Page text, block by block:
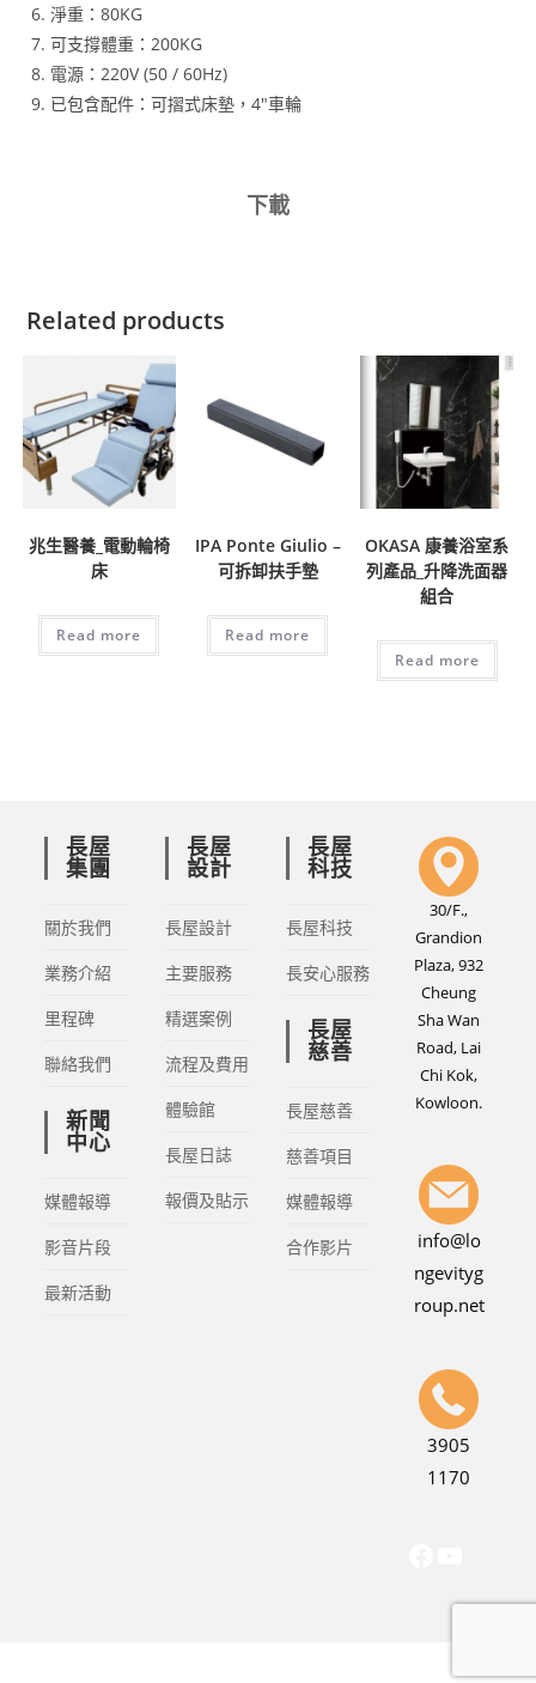
淨重：80KG
可支撐體重：200KG
電源：220V (50 / 60Hz)
已包含配件：可摺式床墊，4″車輪
下載
Related products
兆生醫養_電動輪椅
床
Read more
IPA Ponte Giulio –
可拆卸扶手墊
Read more
OKASA 康養浴室系
列產品_升降洗面器
組合
Read more
長屋
集團
關於我們
業務介紹
里程碑
聯絡我們
新聞
中心
媒體報導
影音片段
最新活動
長屋
設計
長屋設計
主要服務
精選案例
流程及費用
體驗館
長屋日誌
報價及貼示
長屋
科技
長屋科技
長安心服務
長屋
慈善
長屋慈善
慈善項目
媒體報導
合作影片
30/F.,
Grandion
Plaza, 932
Cheung
Sha Wan
Road, Lai
Chi Kok,
Kowloon.
info@lo
ngevityg
roup.net
3905
1170